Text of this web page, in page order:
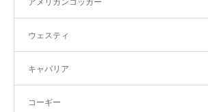
アメリカンコッカー
ウェスティ
キャバリア
コーギー